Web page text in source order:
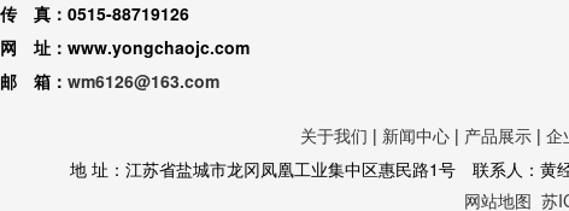
传 真：0515-88719126
网 址：www.yongchaojc.com
邮 箱： wm6126@163.com
关于我们 | 新闻中心 | 产品展示 | 企
地 址：江苏省盐城市龙冈凤凰工业集中区惠民路1号 联系人：
网站地图 苏